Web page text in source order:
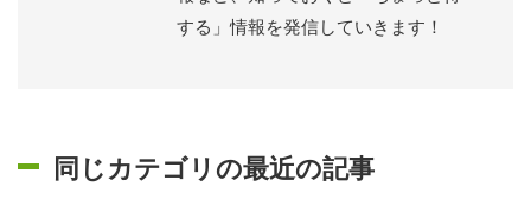
する」情報を発信していきます！
同じカテゴリの最近の記事